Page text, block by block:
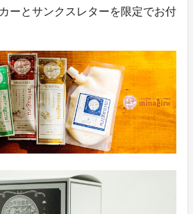
ーとサンクスレターを限定でお付